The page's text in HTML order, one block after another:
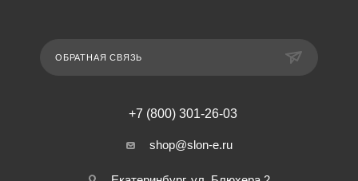
ОБРАТНАЯ СВЯЗЬ
+7 (800) 301-26-03
shop@slon-e.ru